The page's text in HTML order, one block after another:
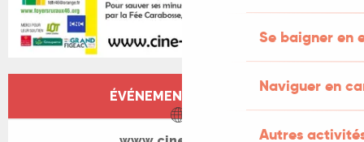
Se baigner en
Naviguer en
Autres
Ouverture et coordonnées
ÉVÉNEMENT TERMINÉ